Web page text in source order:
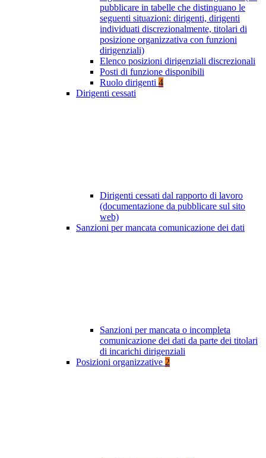
pubblicare in tabelle che distinguano le
seguenti situazioni: dirigenti, dirigenti
individuati discrezionalmente, titolari di
posizione organizzativa con funzioni
dirigenziali)
Elenco posizioni dirigenziali discrezionali
Posti di funzione disponibili
Ruolo dirigenti 4
Dirigenti cessati
Dirigenti cessati dal rapporto di lavoro
(documentazione da pubblicare sul sito
web)
Sanzioni per mancata comunicazione dei dati
Sanzioni per mancata o incompleta
comunicazione dei dati da parte dei titolari
di incarichi dirigenziali
Posizioni organizzative 2